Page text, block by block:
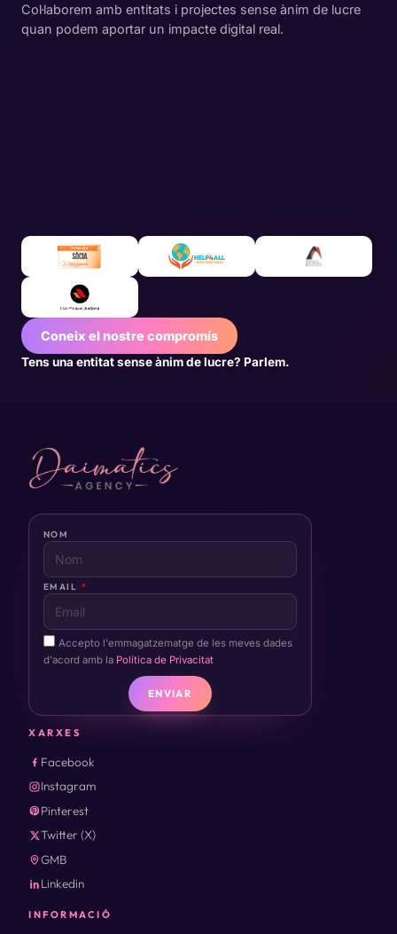
Col·laborem amb entitats i projectes sense ànim de lucre
quan podem aportar un impacte digital real.
Coneix el nostre compromís
Tens una entitat sense ànim de lucre? Parlem.
NOM
EMAIL
Accepto l'emmagatzematge de les meves dades
d'acord amb la Política de Privacitat
ENVIAR
XARXES
Facebook
Instagram
Pinterest
Twitter (X)
GMB
Linkedin
INFORMACIÓ